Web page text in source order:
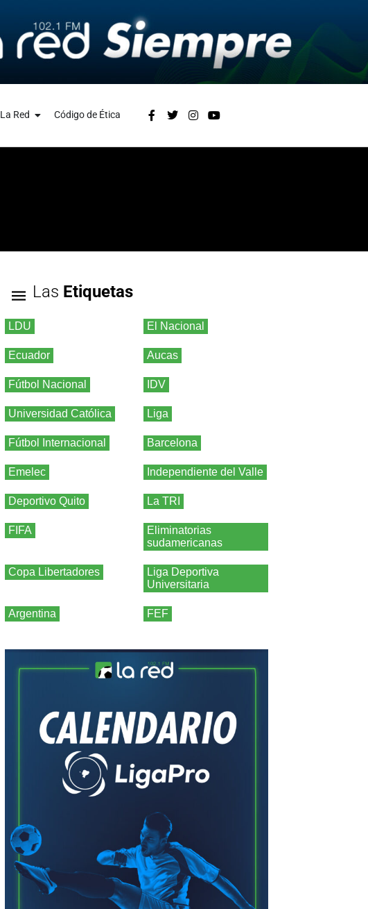
La Red Código de Ética
Las Etiquetas
LDU El Nacional
Ecuador Aucas
Fútbol Nacional IDV
Universidad Católica Liga
Fútbol Internacional Barcelona
Emelec Independiente del Valle
Deportivo Quito La TRI
FIFA
Eliminatorias
sudamericanas
Copa Libertadores
Liga Deportiva
Universitaria
Argentina FEF